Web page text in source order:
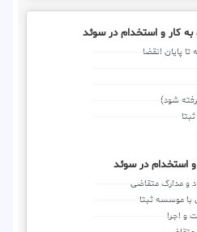
به کار و استخدام در سوئد
شود)
استخدام در سوئد